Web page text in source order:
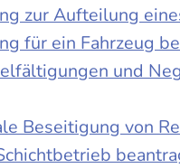
zur Aufteilung
für ein Fahrzeug
und
Beseitigung von